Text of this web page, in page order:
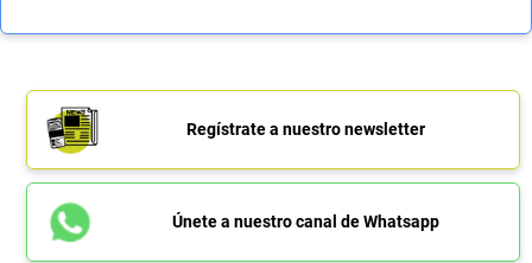
Regístrate a nuestro newsletter
Únete a nuestro canal de Whatsapp